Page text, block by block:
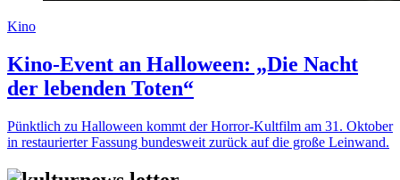
Kino
Kino-Event an Halloween: „Die Nacht
der lebenden Toten“
Pünktlich zu Halloween kommt der Horror-Kultfilm am 31. Oktober
in restaurierter Fassung bundesweit zurück auf die große Leinwand.